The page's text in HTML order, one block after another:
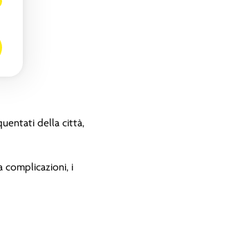
della città,
complicazioni, i